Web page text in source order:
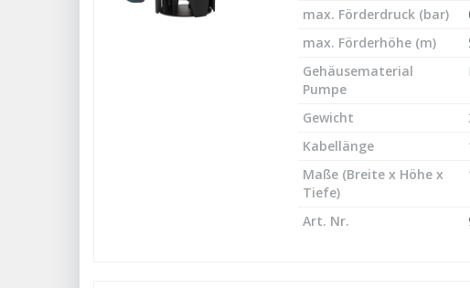
max. Förderdruck (bar)
max. Förderhöhe (m)
Gehäusematerial
Pumpe
Gewicht
Kabellänge
Maße (Breite x Höhe x
Tiefe)
Art. Nr.